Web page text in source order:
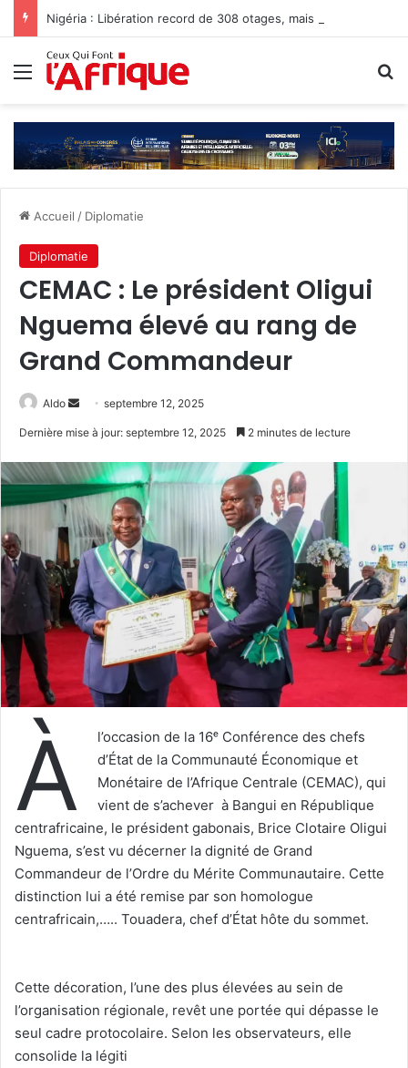
Menu
Accueil / Diplomatie
Diplomatie
CEMAC : Le président Oligui
Nguema élevé au rang de
Grand Commandeur
Aldo
Envoyerseptembre 12, 2025
Dernière mise à jour: septembre 12, 2025 2 minutes de lecture
À
l’occasion de la 16ᵉ Conférence des chefs
d’État de la Communauté Économique et
Monétaire de l’Afrique Centrale (CEMAC), qui
vient de s’achever à Bangui en République
centrafricaine, le président gabonais, Brice Clotaire Oligui
Nguema, s’est vu décerner la dignité de Grand
Commandeur de l’Ordre du Mérite Communautaire. Cette
distinction lui a été remise par son homologue
centrafricain,….. Touadera, chef d’État hôte du sommet.
‎Cette décoration, l’une des plus élevées au sein de
l’organisation régionale, revêt une portée qui dépasse le
seul cadre protocolaire. Selon les observateurs, elle
consolide la légiti‎